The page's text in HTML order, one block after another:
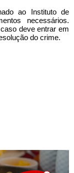
ao Instituto de
necessários.
deve entrar em
do crime.